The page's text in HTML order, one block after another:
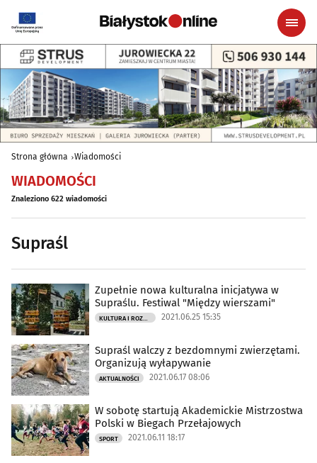
Strona główna Wiadomości
WIADOMOŚCI
Znaleziono 622 wiadomości
Supraśl
Zupełnie nowa kulturalna inicjatywa w
Supraślu. Festiwal "Między wierszami"
2021.06.25 15:35
Supraśl walczy z bezdomnymi zwierzętami.
Organizują wyłapywanie
AKTUALNOŚCI 2021.06.17 08:06
W sobotę startują Akademickie Mistrzostwa
Polski w Biegach Przełajowych
SPORT 2021.06.11 18:17